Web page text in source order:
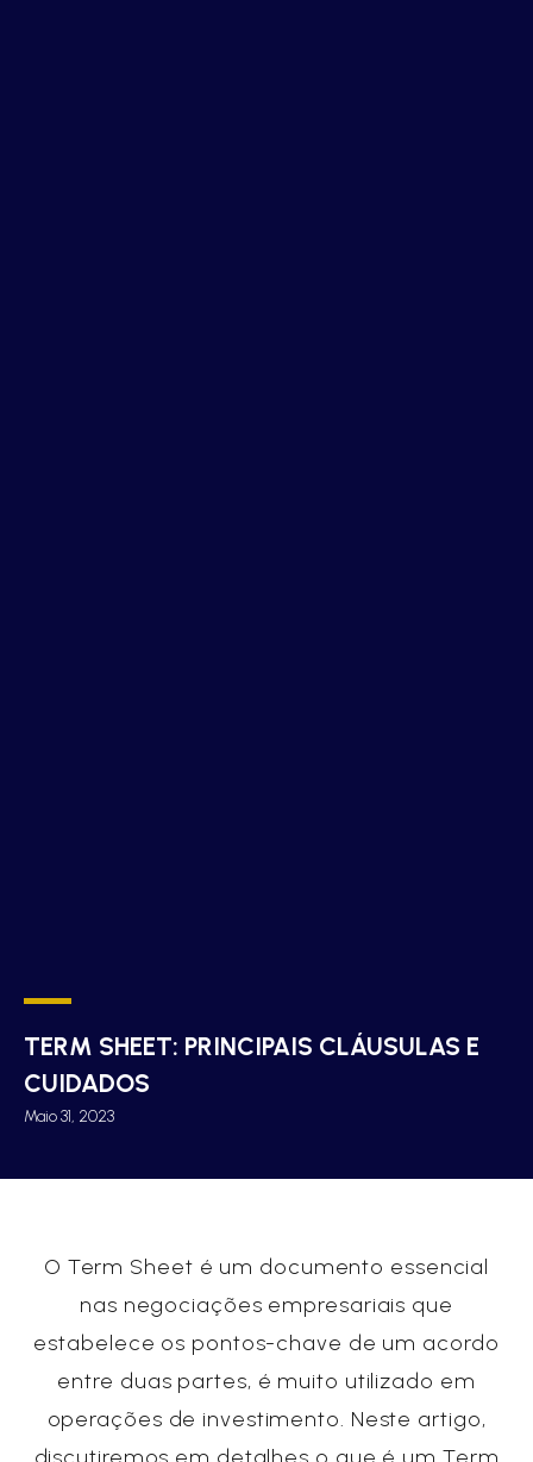
TERM SHEET: PRINCIPAIS CLÁUSULAS E
CUIDADOS
Maio 31, 2023
O Term Sheet é um documento essencial
nas negociações empresariais que
estabelece os pontos-chave de um acordo
entre duas partes, é muito utilizado em
operações de investimento. Neste artigo,